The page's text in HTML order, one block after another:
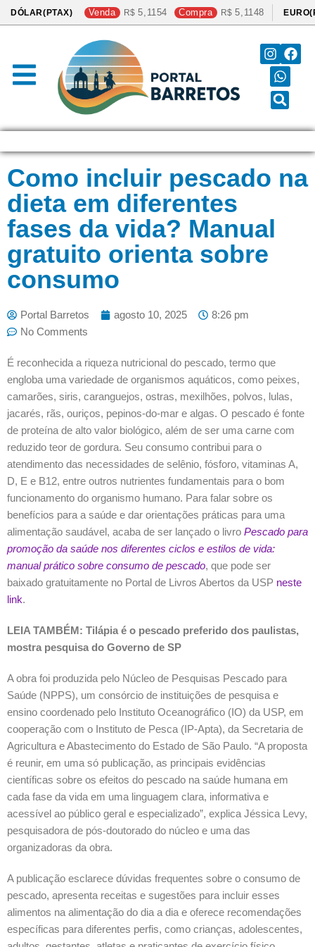
DÓLAR(PTAX) Venda 5,1154 Compra 5,1148
Como incluir pescado na
dieta em diferentes
fases da vida? Manual
gratuito orienta sobre
consumo
Portal Barretos agosto 10, 2025
8:26 pm
No Comments
É reconhecida a riqueza nutricional do pescado, termo que
engloba uma variedade de organismos aquáticos, como peixes,
camarões, siris, caranguejos, ostras, mexilhões, polvos, lulas,
jacarés, rãs, ouriços, pepinos-do-mar e algas. O pescado é fonte
de proteína de alto valor biológico, além de ser uma carne com
reduzido teor de gordura. Seu consumo contribui para o
atendimento das necessidades de selênio, fósforo, vitaminas A,
D, E e B12, entre outros nutrientes fundamentais para o bom
funcionamento do organismo humano. Para falar sobre os
benefícios para a saúde e dar orientações práticas para uma
alimentação saudável, acaba de ser lançado o livro Pescado para
promoção da saúde nos diferentes ciclos e estilos de vida:
manual prático sobre consumo de pescado, que pode ser
baixado gratuitamente no Portal de Livros Abertos da USP neste
link.
LEIA TAMBÉM: Tilápia é o pescado preferido dos paulistas,
mostra pesquisa do Governo de SP
A obra foi produzida pelo Núcleo de Pesquisas Pescado para
Saúde (NPPS), um consórcio de instituições de pesquisa e
ensino coordenado pelo Instituto Oceanográfico (IO) da USP, em
cooperação com o Instituto de Pesca (IP-Apta), da Secretaria de
Agricultura e Abastecimento do Estado de São Paulo. “A proposta
é reunir, em uma só publicação, as principais evidências
científicas sobre os efeitos do pescado na saúde humana em
cada fase da vida em uma linguagem clara, informativa e
acessível ao público geral e especializado”, explica Jéssica Levy,
pesquisadora de pós-doutorado do núcleo e uma das
organizadoras da obra.
A publicação esclarece dúvidas frequentes sobre o consumo de
pescado, apresenta receitas e sugestões para incluir esses
alimentos na alimentação do dia a dia e oferece recomendações
específicas para diferentes perfis, como crianças, adolescentes,